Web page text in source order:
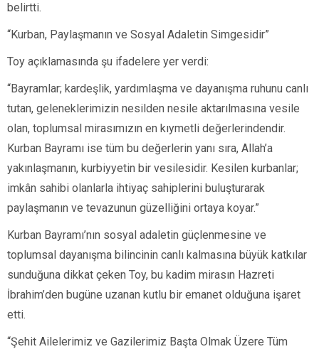
belirtti.
“Kurban, Paylaşmanın ve Sosyal Adaletin Simgesidir”
Toy açıklamasında şu ifadelere yer verdi:
“Bayramlar; kardeşlik, yardımlaşma ve dayanışma ruhunu canlı
tutan, geleneklerimizin nesilden nesile aktarılmasına vesile
olan, toplumsal mirasımızın en kıymetli değerlerindendir.
Kurban Bayramı ise tüm bu değerlerin yanı sıra, Allah’a
yakınlaşmanın, kurbiyyetin bir vesilesidir. Kesilen kurbanlar;
imkân sahibi olanlarla ihtiyaç sahiplerini buluşturarak
paylaşmanın ve tevazunun güzelliğini ortaya koyar.”
Kurban Bayramı’nın sosyal adaletin güçlenmesine ve
toplumsal dayanışma bilincinin canlı kalmasına büyük katkılar
sunduğuna dikkat çeken Toy, bu kadim mirasın Hazreti
İbrahim’den bugüne uzanan kutlu bir emanet olduğuna işaret
etti.
“Şehit Ailelerimiz ve Gazilerimiz Başta Olmak Üzere Tüm